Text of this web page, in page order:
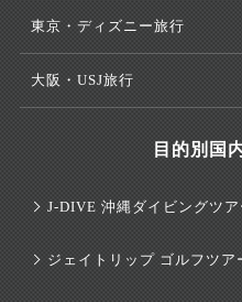
東京・ディズニー旅行
大阪・USJ旅行
目的別国
J-DIVE 沖縄ダイビングツア
ジェイトリップ ゴルフツア